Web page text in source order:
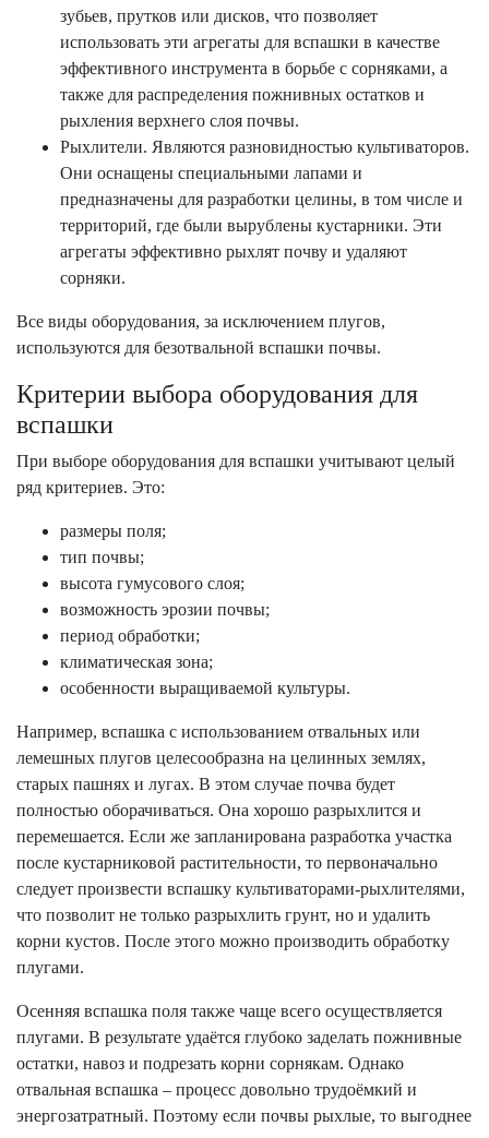
зубьев, прутков или дисков, что позволяет
использовать эти агрегаты для вспашки в качестве
эффективного инструмента в борьбе с сорняками, а
также для распределения пожнивных остатков и
рыхления верхнего слоя почвы.
Рыхлители. Являются разновидностью культиваторов.
Они оснащены специальными лапами и
предназначены для разработки целины, в том числе и
территорий, где были вырублены кустарники. Эти
агрегаты эффективно рыхлят почву и удаляют
сорняки.
Все виды оборудования, за исключением плугов,
используются для безотвальной вспашки почвы.
Критерии выбора оборудования для
вспашки
При выборе оборудования для вспашки учитывают целый
ряд критериев. Это:
размеры поля;
тип почвы;
высота гумусового слоя;
возможность эрозии почвы;
период обработки;
климатическая зона;
особенности выращиваемой культуры.
Например, вспашка с использованием отвальных или
лемешных плугов целесообразна на целинных землях,
старых пашнях и лугах. В этом случае почва будет
полностью оборачиваться. Она хорошо разрыхлится и
перемешается. Если же запланирована разработка участка
после кустарниковой растительности, то первоначально
следует произвести вспашку культиваторами-рыхлителями,
что позволит не только разрыхлить грунт, но и удалить
корни кустов. После этого можно производить обработку
плугами.
Осенняя вспашка поля также чаще всего осуществляется
плугами. В результате удаётся глубоко заделать пожнивные
остатки, навоз и подрезать корни сорнякам. Однако
отвальная вспашка – процесс довольно трудоёмкий и
энергозатратный. Поэтому если почвы рыхлые, то выгоднее